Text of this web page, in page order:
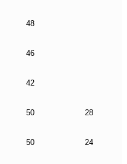
48
46
42
50 28
50 24